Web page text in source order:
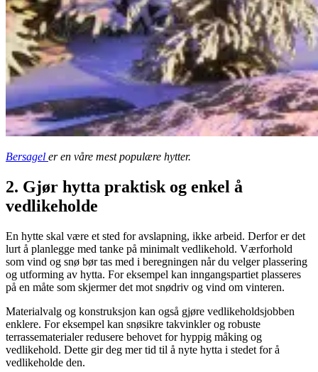
Bersagel er en våre mest populære hytter.
2. Gjør hytta praktisk og enkel å
vedlikeholde
En hytte skal være et sted for avslapning, ikke arbeid. Derfor er det
lurt å planlegge med tanke på minimalt vedlikehold. Værforhold
som vind og snø bør tas med i beregningen når du velger plassering
og utforming av hytta. For eksempel kan inngangspartiet plasseres
på en måte som skjermer det mot snødriv og vind om vinteren.
Materialvalg og konstruksjon kan også gjøre vedlikeholdsjobben
enklere. For eksempel kan snøsikre takvinkler og robuste
terrassematerialer redusere behovet for hyppig måking og
vedlikehold. Dette gir deg mer tid til å nyte hytta i stedet for å
vedlikeholde den.